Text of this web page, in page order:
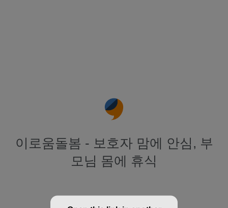
이로움돌봄 - 보호자 맘에 안심, 부
모님 몸에 휴식